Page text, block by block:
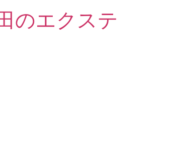
のエクステ